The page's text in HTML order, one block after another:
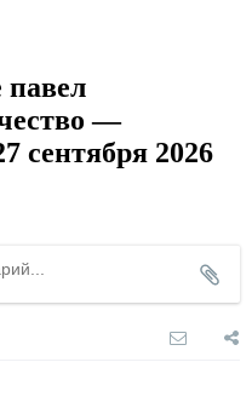
—
сентября 2026